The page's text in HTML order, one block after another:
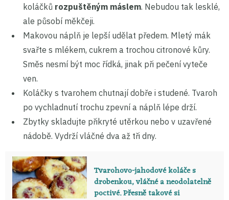
koláčků rozpuštěným máslem. Nebudou tak lesklé,
ale působí měkčeji.
Makovou náplň je lepší udělat předem. Mletý mák
svařte s mlékem, cukrem a trochou citronové kůry.
Směs nesmí být moc řídká, jinak při pečení vyteče
ven.
Koláčky s tvarohem chutnají dobře i studené. Tvaroh
po vychladnutí trochu zpevní a náplň lépe drží.
Zbytky skladujte přikryté utěrkou nebo v uzavřené
nádobě. Vydrží vláčné dva až tři dny.
Tvarohovo-jahodové koláče s
drobenkou, vláčné a neodolatelně
poctivé. Přesně takové si